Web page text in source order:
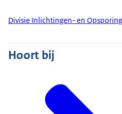
Divisie Inlichtingen- en
Hoort bij